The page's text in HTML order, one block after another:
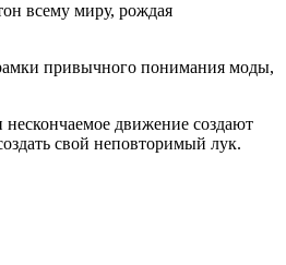
всему миру, рождая
привычного понимания моды,
движение создают
свой неповторимый лук.